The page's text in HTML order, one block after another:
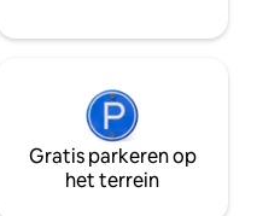
Gratis parkeren op
het terrein